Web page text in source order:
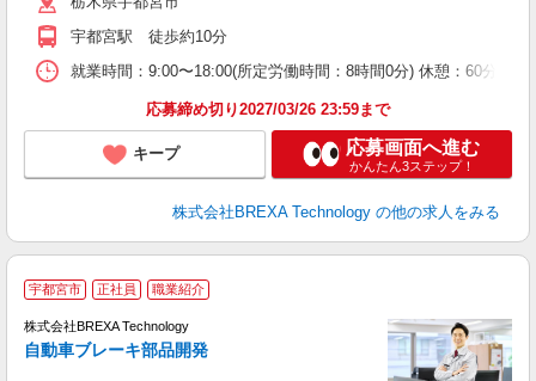
宇都宮駅 徒歩約10分
就業時間：9:00〜18:00(所定労働時間：8時間0分) 休憩：60分 時
応募締め切り2027/03/26 23:59まで
キープ 応募画面へ進む
かんたん3ステップ！
株式会社BREXA Technology の他の求人をみる
宇都宮市 正社員 職業紹介
株式会社BREXA Technology
自動車ブレーキ部品開発